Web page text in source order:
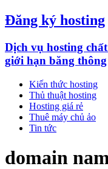
Đăng ký hosting
Dịch vụ hosting
giới hạn băng thông
Kiến thức hosting
Thủ thuật hosting
Hosting giá rẻ
Thuê máy chủ ảo
Tin tức
domain